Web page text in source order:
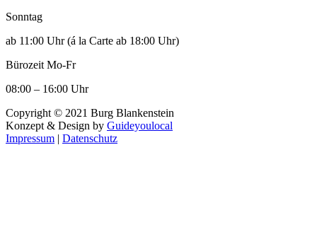
Sonntag
ab 11:00 Uhr (á la Carte ab 18:00 Uhr)
Bürozeit Mo-Fr
08:00 – 16:00 Uhr
Copyright © 2021 Burg Blankenstein
Konzept & Design by Guideyoulocal
Impressum | Datenschutz